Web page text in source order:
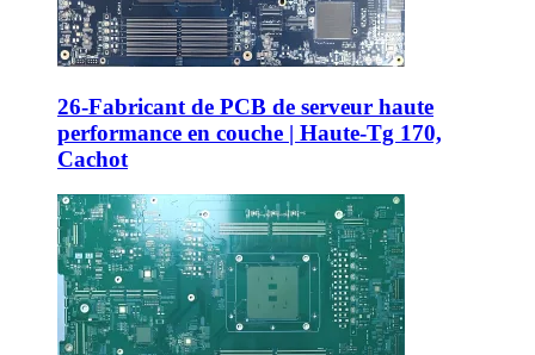
26-Fabricant de PCB de serveur haute
performance en couche | Haute-Tg 170,
Cachot